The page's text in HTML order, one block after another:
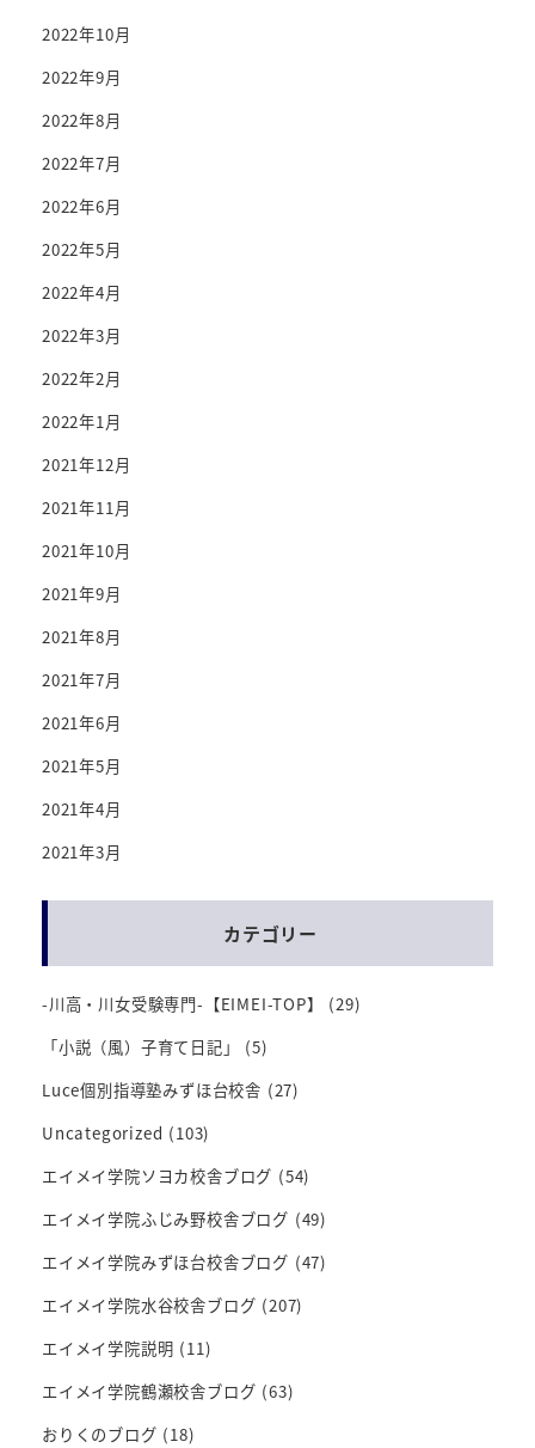
2022年10月
2022年9月
2022年8月
2022年7月
2022年6月
2022年5月
2022年4月
2022年3月
2022年2月
2022年1月
2021年12月
2021年11月
2021年10月
2021年9月
2021年8月
2021年7月
2021年6月
2021年5月
2021年4月
2021年3月
カテゴリー
-川高・川女受験専門-【EIMEI-TOP】
(29)
「小説（風）子育て日記」
(5)
Luce個別指導塾みずほ台校舎 (27)
Uncategorized (103)
エイメイ学院ソヨカ校舎ブログ (54)
エイメイ学院ふじみ野校舎ブログ (49)
エイメイ学院みずほ台校舎ブログ (47)
エイメイ学院水谷校舎ブログ (207)
エイメイ学院説明 (11)
エイメイ学院鶴瀬校舎ブログ (63)
おりくのブログ (18)